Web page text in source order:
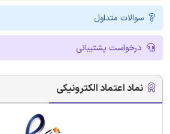
سوالات متداول
درخواست پشتیبانی
نماد اعتماد الکترونیکی